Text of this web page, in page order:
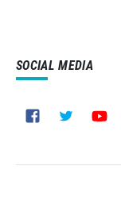
SOCIAL MEDIA